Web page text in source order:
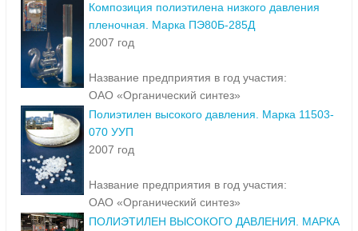
Композиция полиэтилена низкого давления
пленочная. Марка ПЭ80Б-285Д
2007 год
Название предприятия в год участия:
ОАО «Органический синтез»
Полиэтилен высокого давления. Марка 11503-
070 УУП
2007 год
Название предприятия в год участия:
ОАО «Органический синтез»
ПОЛИЭТИЛЕН ВЫСОКОГО ДАВЛЕНИЯ. МАРКА